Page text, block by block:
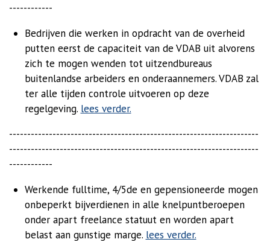
------------
Bedrijven die werken in opdracht van de overheid
putten eerst de capaciteit van de VDAB uit alvorens
zich te mogen wenden tot uitzendbureaus
buitenlandse arbeiders en onderaannemers. VDAB zal
ter alle tijden controle uitvoeren op deze
regelgeving. lees verder.
---------------------------------------------------------------------
---------------------------------------------------------------------
------------
Werkende fulltime, 4/5de en gepensioneerde mogen
onbeperkt bijverdienen in alle knelpuntberoepen
onder apart freelance statuut en worden apart
belast aan gunstige marge. lees verder.